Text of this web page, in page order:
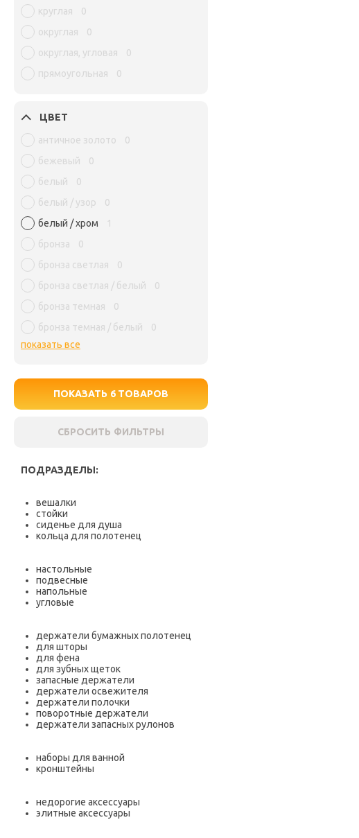
круглая
0
округлая
0
округлая, угловая
0
прямоугольная
0
ЦВЕТ
античное золото
0
бежевый
0
белый
0
белый / узор
0
белый / хром
1
бронза
0
бронза светлая
0
бронза светлая / белый
0
бронза темная
0
бронза темная / белый
0
показать все
ПОКАЗАТЬ 6 ТОВАРОВ
СБРОСИТЬ ФИЛЬТРЫ
ПОДРАЗДЕЛЫ:
вешалки
стойки
сиденье для душа
кольца для полотенец
настольные
подвесные
напольные
угловые
держатели бумажных полотенец
для шторы
для фена
для зубных щеток
запасные держатели
держатели освежителя
держатели полочки
поворотные держатели
держатели запасных рулонов
наборы для ванной
кронштейны
недорогие аксессуары
элитные аксессуары